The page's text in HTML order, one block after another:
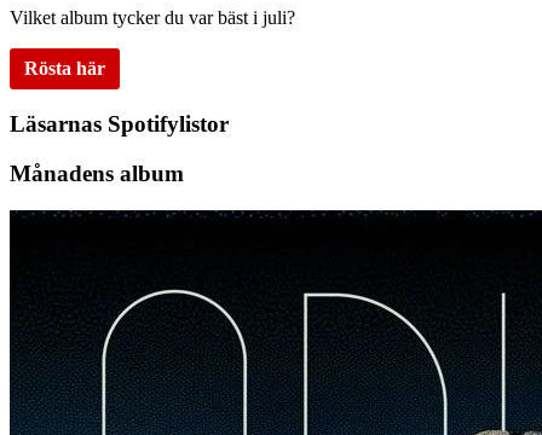
Vilket album tycker du var bäst i juli?
Rösta här
Läsarnas Spotifylistor
Månadens album